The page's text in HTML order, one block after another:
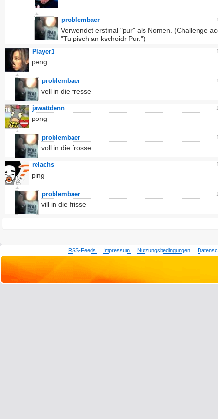
problembaer
Verwendet erstmal "pur" als Nomen. (Challenge
"Tu pisch an kschoidr Pur.")
Player1
peng
problembaer
vell in die fresse
jawattdenn
pong
problembaer
voll in die frosse
relachs
ping
problembaer
vill in die frisse
RSS-Feeds Impressum Nutzungsbedingungen